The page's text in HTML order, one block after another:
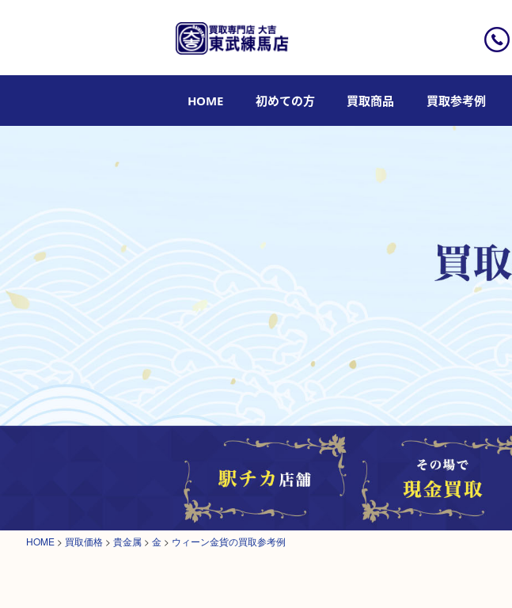
HOME 初めての方 買取商品 買取参考例
HOME > 買取価格 > 貴金属 > 金 > ウィーン金貨の買取参考例